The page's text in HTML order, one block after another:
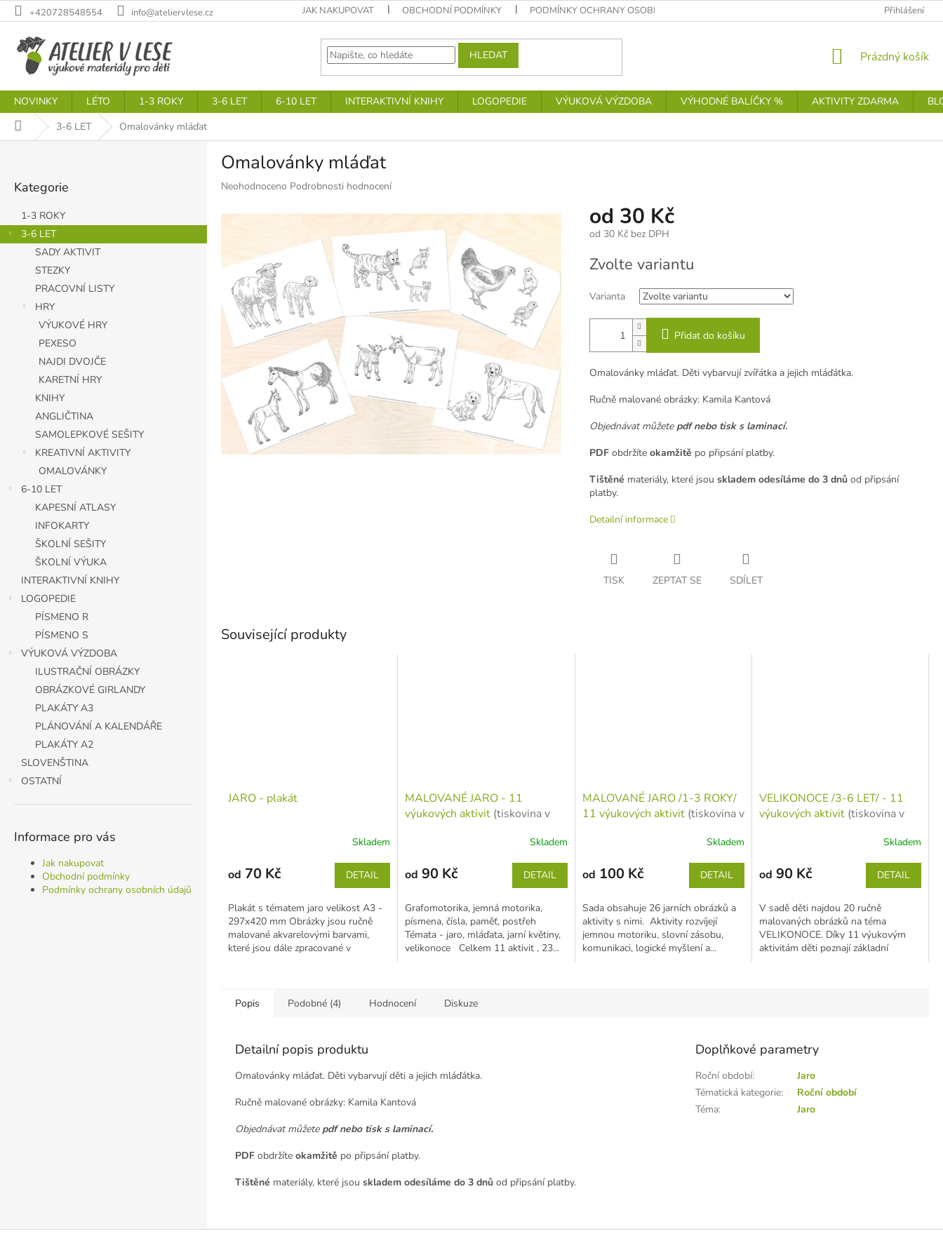
Přejít
na
+420728548554 info@ateliervlese.cz JAK NAKUPOVAT OBCHODNÍ PODMÍNKY PODMÍNKY OCHRANY OSOBNÍCH ÚDAJŮ Přihlášení
HLEDAT
NÁKUPNÍ
Prázdný košík
NOVINKY LÉTO 1-3 ROKY 3-6 LET 6-10 LET INTERAKTIVNÍ KNIHY LOGOPEDIE VÝUKOVÁ VÝZDOBA VÝHODNÉ BALÍČKY % AKTIVITY ZDARMA
Domů 3-6 LET Omalovánky mláďat
a
n
kategorie
Kategorie
1-3 ROKY
3-6 LET
SADY AKTIVIT
STEZKY
PRACOVNÍ LISTY
HRY
VÝUKOVÉ HRY
PEXESO
NAJDI DVOJČE
KARETNÍ HRY
KNIHY
ANGLIČTINA
SAMOLEPKOVÉ SEŠITY
KREATIVNÍ AKTIVITY
OMALOVÁNKY
6-10 LET
KAPESNÍ ATLASY
INFOKARTY
ŠKOLNÍ SEŠITY
ŠKOLNÍ VÝUKA
INTERAKTIVNÍ KNIHY
LOGOPEDIE
PÍSMENO R
PÍSMENO S
VÝUKOVÁ VÝZDOBA
ILUSTRAČNÍ OBRÁZKY
OBRÁZKOVÉ GIRLANDY
PLAKÁTY A3
PLÁNOVÁNÍ A KALENDÁŘE
PLAKÁTY A2
SLOVENŠTINA
OSTATNÍ
Informace pro vás
Jak nakupovat
Obchodní podmínky
Podmínky ochrany osobních údajů
Omalovánky mláďat
Průměrné
produktu
5
hvězdiček.
Neohodnoceno Podrobnosti hodnocení
od 30 Kč
od 30 Kčbez DPH
cena:
Zvolte variantu
Varianta
Přidat do košíku
Omalovánky mláďat. Děti vybarvují zvířátka a jejich mláďátka.
Ručně malované obrázky: Kamila Kantová
Objednávat můžetepdf nebo tisk s laminací.
PDFobdržíteokamžitě po připsání platby.
Tištěné materiály, které jsou skladem odesíláme do 3 dnůod připsání
platby.
Detailní informace
TISK ZEPTAT SE SDÍLET
Související produkty
JARO - plakát
Skladem
od 70 Kč DETAIL
Plakát s tématem jaro velikost A3 -
297x420 mm Obrázky jsou ručně
malované akvarelovými barvami,
které jsou dále zpracované v
MALOVANÉ JARO - 11
výukových aktivit (tiskovina v
Skladem
od 90 Kč DETAIL
Grafomotorika, jemná motorika,
písmena, čísla, paměť, postřeh
Témata - jaro, mláďata, jarní květiny,
velikonoce Celkem 11 aktivit , 23...
MALOVANÉ JARO /1-3 ROKY/
11 výukových aktivit (tiskovina v
Skladem
od 100 Kč DETAIL
Sada obsahuje 26 jarních obrázků a
aktivity s nimi. Aktivity rozvíjejí
jemnou motoriku, slovní zásobu,
komunikaci, logické myšlení a...
VELIKONOCE /3-6 LET/ - 11
výukových aktivit (tiskovina v
Skladem
od 90 Kč DETAIL
V sadě děti najdou 20 ručně
malovaných obrázků na téma
VELIKONOCE. Díky 11 výukovým
aktivitám děti poznají základní
Popis Podobné (4) Hodnocení Diskuze
Detailní popis produktu
Omalovánky mláďat. Děti vybarvují děti a jejich mláďátka.
Ručně malované obrázky: Kamila Kantová
Objednávat můžete pdf nebo tisk s laminací.
PDF obdržíte okamžitě po připsání platby.
Tištěné materiály, které jsou skladem odesíláme do 3 dnů od připsání platby.
Doplňkové parametry
Roční období:
Jaro
Tématická kategorie:
Roční období
Téma: Jaro
Z